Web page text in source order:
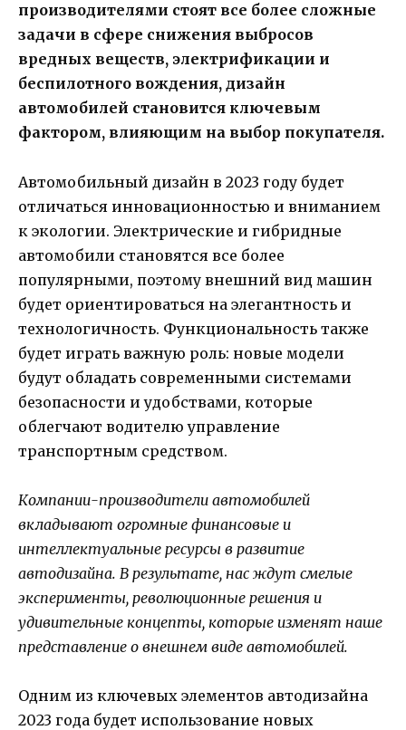
производителями стоят все более сложные
задачи в сфере снижения выбросов
вредных веществ, электрификации и
беспилотного вождения, дизайн
автомобилей становится ключевым
фактором, влияющим на выбор покупателя.
Автомобильный дизайн в 2023 году будет
отличаться инновационностью и вниманием
к экологии. Электрические и гибридные
автомобили становятся все более
популярными, поэтому внешний вид машин
будет ориентироваться на элегантность и
технологичность. Функциональность также
будет играть важную роль: новые модели
будут обладать современными системами
безопасности и удобствами, которые
облегчают водителю управление
транспортным средством.
Компании-производители автомобилей
вкладывают огромные финансовые и
интеллектуальные ресурсы в развитие
автодизайна. В результате, нас ждут смелые
эксперименты, революционные решения и
удивительные концепты, которые изменят наше
представление о внешнем виде автомобилей.
Одним из ключевых элементов автодизайна
2023 года будет использование новых